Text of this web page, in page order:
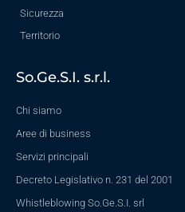
Sicurezza
Territorio
So.Ge.S.I. s.r.l.
Chi siamo
Aree di business
Servizi principali
Decreto Legislativo n. 231 del 2001
Whistleblowing So.Ge.S.I. srl